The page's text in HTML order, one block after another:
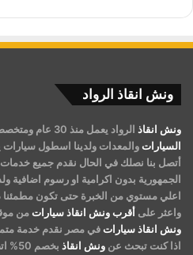
ونش انقاذ الرواد
ونش انقاذ الرواد يعمل منذ 30 عام ومتخصصون في
السيارات
أتصل بنا نصلك في الحال نقدم جميع خدمات
الجمهورية بدون اكرامية او رسوم اضافية
اعلي مستوي من الخبرة حتى تكون مطمئنا
واعثر على أقرب ونش انقاذ سيارات من
ونش انقاذ سيارات في مصر نقدم خدمة
اذا كنت تبحث عن ونش انقاذ بخصم 50% اتصل بنا الان علي